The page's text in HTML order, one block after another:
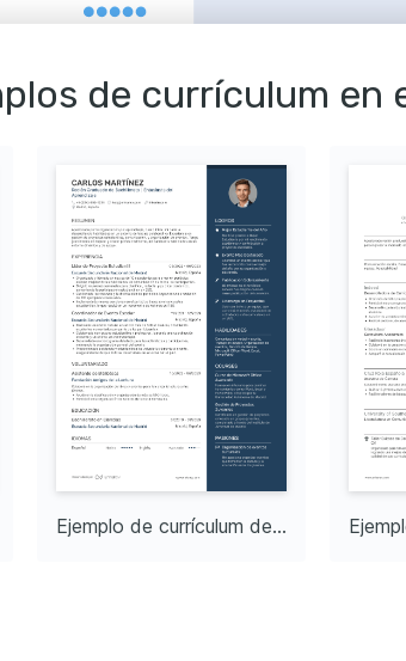
Avanzado
Digital, 2024.de currículum en
Ejemplo de currículum de recién graduado de bachillerato